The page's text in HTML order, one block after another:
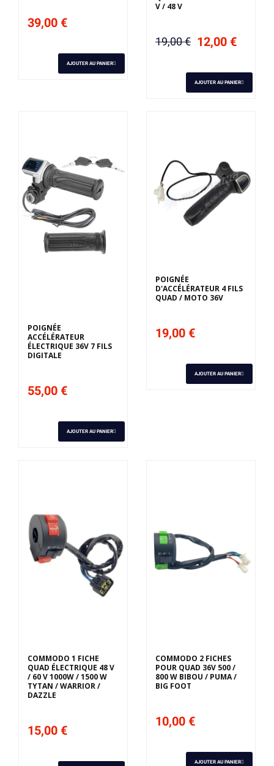
39,00 €
AJOUTER AU PANIER
V / 48 V
19,00 € 12,00 €
AJOUTER AU PANIER
POIGNÉE
ACCÉLÉRATEUR
ÉLECTRIQUE 36V 7 FILS
DIGITALE
55,00 €
AJOUTER AU PANIER
POIGNÉE
D'ACCÉLÉRATEUR 4 FILS
QUAD / MOTO 36V
19,00 €
AJOUTER AU PANIER
COMMODO 1 FICHE
QUAD ÉLECTRIQUE 48 V
/ 60 V 1000W / 1500 W
TYTAN / WARRIOR /
DAZZLE
15,00 €
COMMODO 2 FICHES
POUR QUAD 36V 500 /
800 W BIBOU / PUMA /
BIG FOOT
10,00 €
AJOUTER AU PANIER